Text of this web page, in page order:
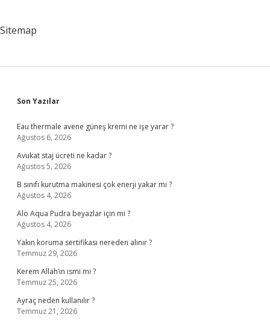
Sitemap
Sidebar
Son Yazılar
Eau thermale avene güneş kremi ne işe yarar ?
Ağustos 6, 2026
Avukat staj ücreti ne kadar ?
Ağustos 5, 2026
B sınıfı kurutma makinesi çok enerji yakar mı ?
Ağustos 4, 2026
Alo Aqua Pudra beyazlar için mi ?
Ağustos 4, 2026
Yakın koruma sertifikası nereden alınır ?
Temmuz 29, 2026
Kerem Allah’ın ismi mi ?
Temmuz 25, 2026
Ayraç neden kullanılır ?
Temmuz 21, 2026